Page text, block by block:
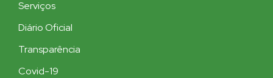
Serviços
Diário Oficial
Transparência
Covid-19